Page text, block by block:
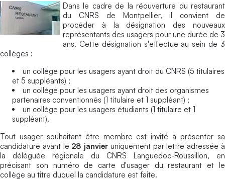
Dans le cadre de la réouverture du restaurant
du CNRS de Montpellier, il convient de
procéder à la désignation des nouveaux
représentants des usagers pour une durée de 3
ans. Cette désignation s'effectue au sein de 3
collèges :
un collège pour les usagers ayant droit du CNRS (5 titulaires
et 5 suppléants) ;
un collège pour les usagers ayant droit des organismes
partenaires conventionnés (1 titulaire et 1 suppléant) ;
un collège pour les usagers étudiants (1 titulaire et 1
suppléant).
Tout usager souhaitant être membre est invité à présenter sa
candidature avant le 28 janvier uniquement par lettre adressée à
la déléguée régionale du CNRS Languedoc-Roussillon, en
précisant son numéro de carte d'usager du restaurant et le
collège au titre duquel la candidature est faite.